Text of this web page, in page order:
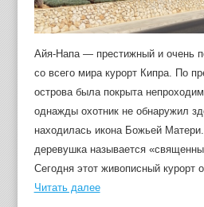
Айя-Напа — престижный и очень
со всего мира курорт Кипра. По
острова была покрыта
однажды охотник не обнаружил
находилась икона Божьей
деревушка называется
Сегодня этот живописный курорт
Читать далее